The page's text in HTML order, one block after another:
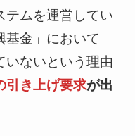
テムを運営してい
基金」において
いないという理由
引き上げ要求が出